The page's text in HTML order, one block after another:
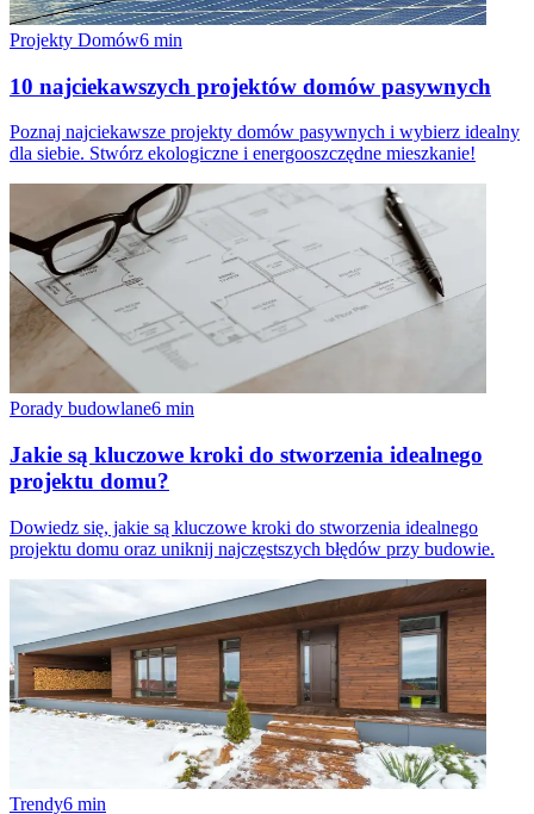
Projekty Domów6 min
10 najciekawszych projektów domów pasywnych
Poznaj najciekawsze projekty domów pasywnych i wybierz idealny
dla siebie. Stwórz ekologiczne i energooszczędne mieszkanie!
Porady budowlane6 min
Jakie są kluczowe kroki do stworzenia idealnego
projektu domu?
Dowiedz się, jakie są kluczowe kroki do stworzenia idealnego
projektu domu oraz uniknij najczęstszych błędów przy budowie.
Trendy6 min